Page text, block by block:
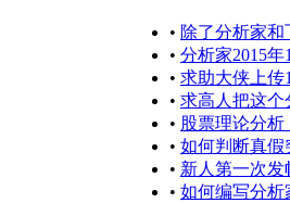
• 除了分析家
• 分析家2015
• 求助大侠上传
• 求高人把这个
• 股票理论分
• 如何判断真假
• 新人第一次
• 如何编写分析